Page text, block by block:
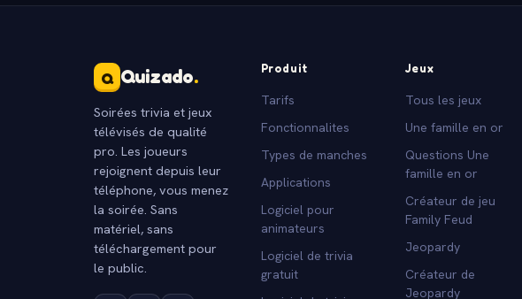
Q Quizado.
Soirées trivia et jeux
télévisés de qualité
pro. Les joueurs
rejoignent depuis leur
téléphone, vous menez
la soirée. Sans
matériel, sans
téléchargement pour
le public.
Produit
Tarifs
Fonctionnalites
Types de manches
Applications
Logiciel pour
animateurs
Logiciel de trivia
gratuit
Jeux
Tous les jeux
Une famille en or
Questions Une
famille en or
Créateur de jeu
Family Feud
Jeopardy
Créateur de
Jeopardy